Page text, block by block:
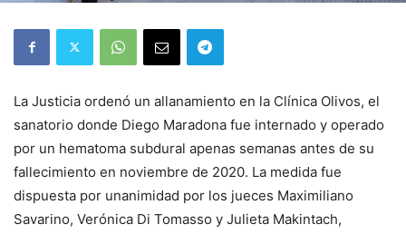
La Justicia ordenó un allanamiento en la Clínica Olivos, el
sanatorio donde Diego Maradona fue internado y operado
por un hematoma subdural apenas semanas antes de su
fallecimiento en noviembre de 2020. La medida fue
dispuesta por unanimidad por los jueces Maximiliano
Savarino, Verónica Di Tomasso y Julieta Makintach,